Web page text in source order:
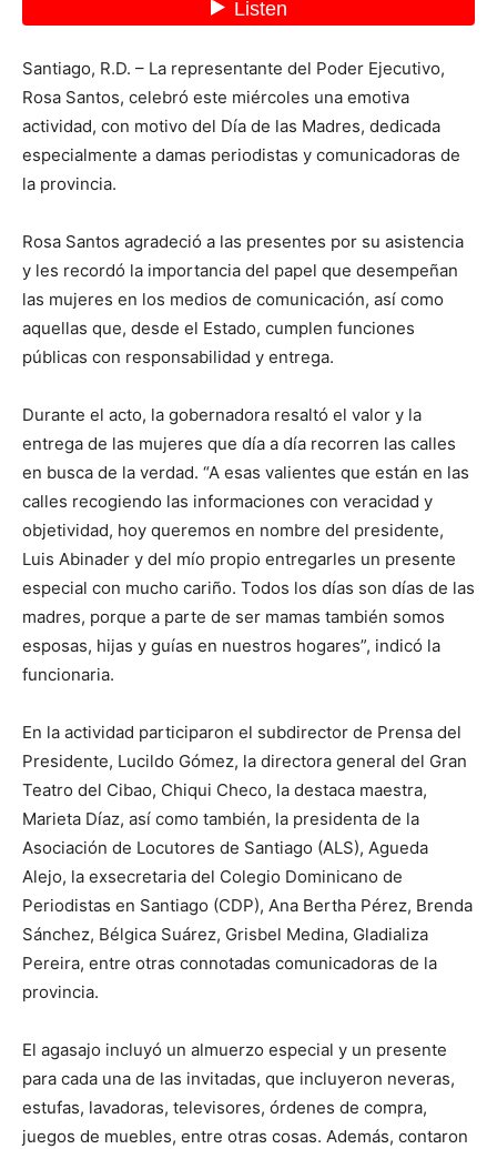
Santiago, R.D. – La representante del Poder Ejecutivo,
Rosa Santos, celebró este miércoles una emotiva
actividad, con motivo del Día de las Madres, dedicada
especialmente a damas periodistas y comunicadoras de
la provincia.
Rosa Santos agradeció a las presentes por su asistencia
y les recordó la importancia del papel que desempeñan
las mujeres en los medios de comunicación, así como
aquellas que, desde el Estado, cumplen funciones
públicas con responsabilidad y entrega.
Durante el acto, la gobernadora resaltó el valor y la
entrega de las mujeres que día a día recorren las calles
en busca de la verdad. “A esas valientes que están en las
calles recogiendo las informaciones con veracidad y
objetividad, hoy queremos en nombre del presidente,
Luis Abinader y del mío propio entregarles un presente
especial con mucho cariño. Todos los días son días de las
madres, porque a parte de ser mamas también somos
esposas, hijas y guías en nuestros hogares”, indicó la
funcionaria.
En la actividad participaron el subdirector de Prensa del
Presidente, Lucildo Gómez, la directora general del Gran
Teatro del Cibao, Chiqui Checo, la destaca maestra,
Marieta Díaz, así como también, la presidenta de la
Asociación de Locutores de Santiago (ALS), Agueda
Alejo, la exsecretaria del Colegio Dominicano de
Periodistas en Santiago (CDP), Ana Bertha Pérez, Brenda
Sánchez, Bélgica Suárez, Grisbel Medina, Gladializa
Pereira, entre otras connotadas comunicadoras de la
provincia.
El agasajo incluyó un almuerzo especial y un presente
para cada una de las invitadas, que incluyeron neveras,
estufas, lavadoras, televisores, órdenes de compra,
juegos de muebles, entre otras cosas. Además, contaron